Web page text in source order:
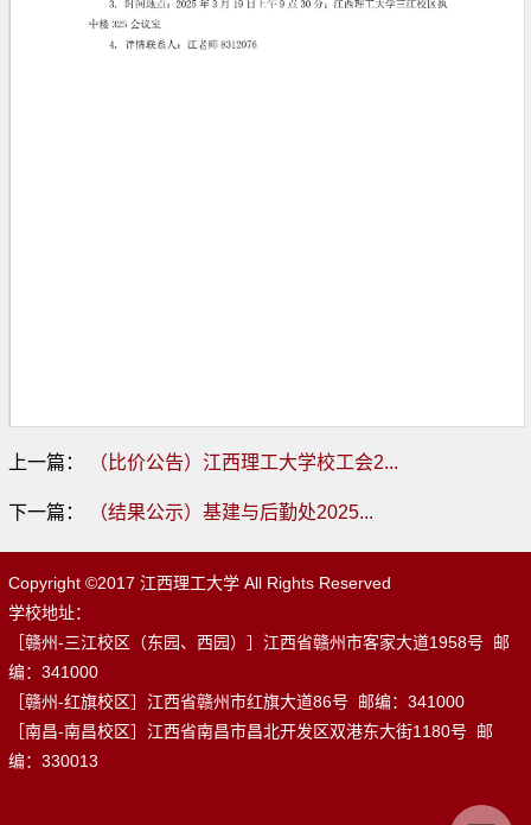
第 1 页
上一篇： （比价公告）江西理工大学校工会2...
下一篇： （结果公示）基建与后勤处2025...
Copyright ©2017 江西理工大学 All Rights Reserved
学校地址：
［赣州-三江校区（东园、西园）］江西省赣州市客家大道1958号 邮
编：341000
［赣州-红旗校区］江西省赣州市红旗大道86号 邮编：341000
［南昌-南昌校区］江西省南昌市昌北开发区双港东大街1180号 邮
编：330013